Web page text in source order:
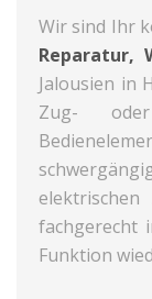
Wir sind Ihr
Reparatur,
Jalousien in
Zug- oder
fachgerecht
Funktion